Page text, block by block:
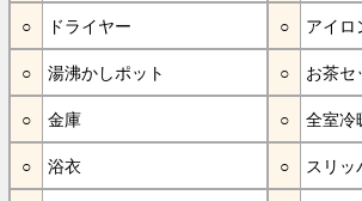
ドライヤー アイロ
湯沸かしポット お茶セ
金庫 全室冷
浴衣 スリッ